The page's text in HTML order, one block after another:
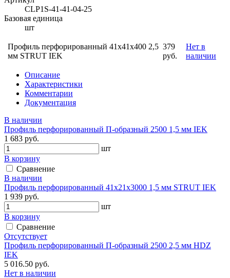
CLP1S-41-41-04-25
Базовая единица
шт
Профиль перфорированный 41x41х400 2,5
мм STRUT IEK
379
руб.
Нет в
наличии
Описание
Характеристики
Комментарии
Документация
В наличии
Профиль перфорированный П-образный 2500 1,5 мм IEK
1 683 руб.
шт
В корзину
Сравнение
В наличии
Профиль перфорированный 41х21х3000 1,5 мм STRUT IEK
1 939 руб.
шт
В корзину
Сравнение
Отсутствует
Профиль перфорированный П-образный 2500 2,5 мм HDZ
IEK
5 016.50 руб.
Нет в наличии